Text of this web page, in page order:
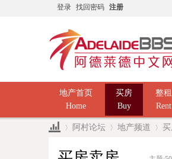
登录 找回密码 注册
地产首页
Home
买房
Buy
整租
Rent
阿村论坛 地产频道